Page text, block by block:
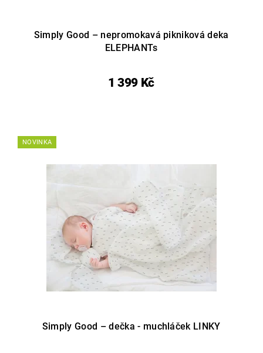
Simply Good – nepromokavá pikniková deka
ELEPHANTs
1 399 Kč
NOVINKA
Simply Good – dečka - muchláček LINKY